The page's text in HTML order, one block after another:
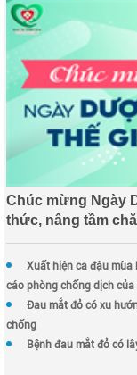
Chúc mừng Ngày
thức, nâng tầm
Xuất hiện ca đậu mùa
cáo phòng chống dịch của
Đau mắt đỏ có xu
chống
Bệnh đau mắt đỏ có